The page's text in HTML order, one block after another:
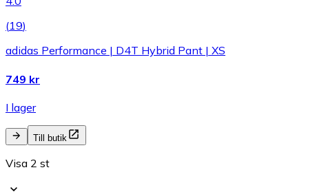
(19)
adidas Performance | D4T Hybrid Pant | XS
749 kr
I lager
Till butik
Visa 2 st